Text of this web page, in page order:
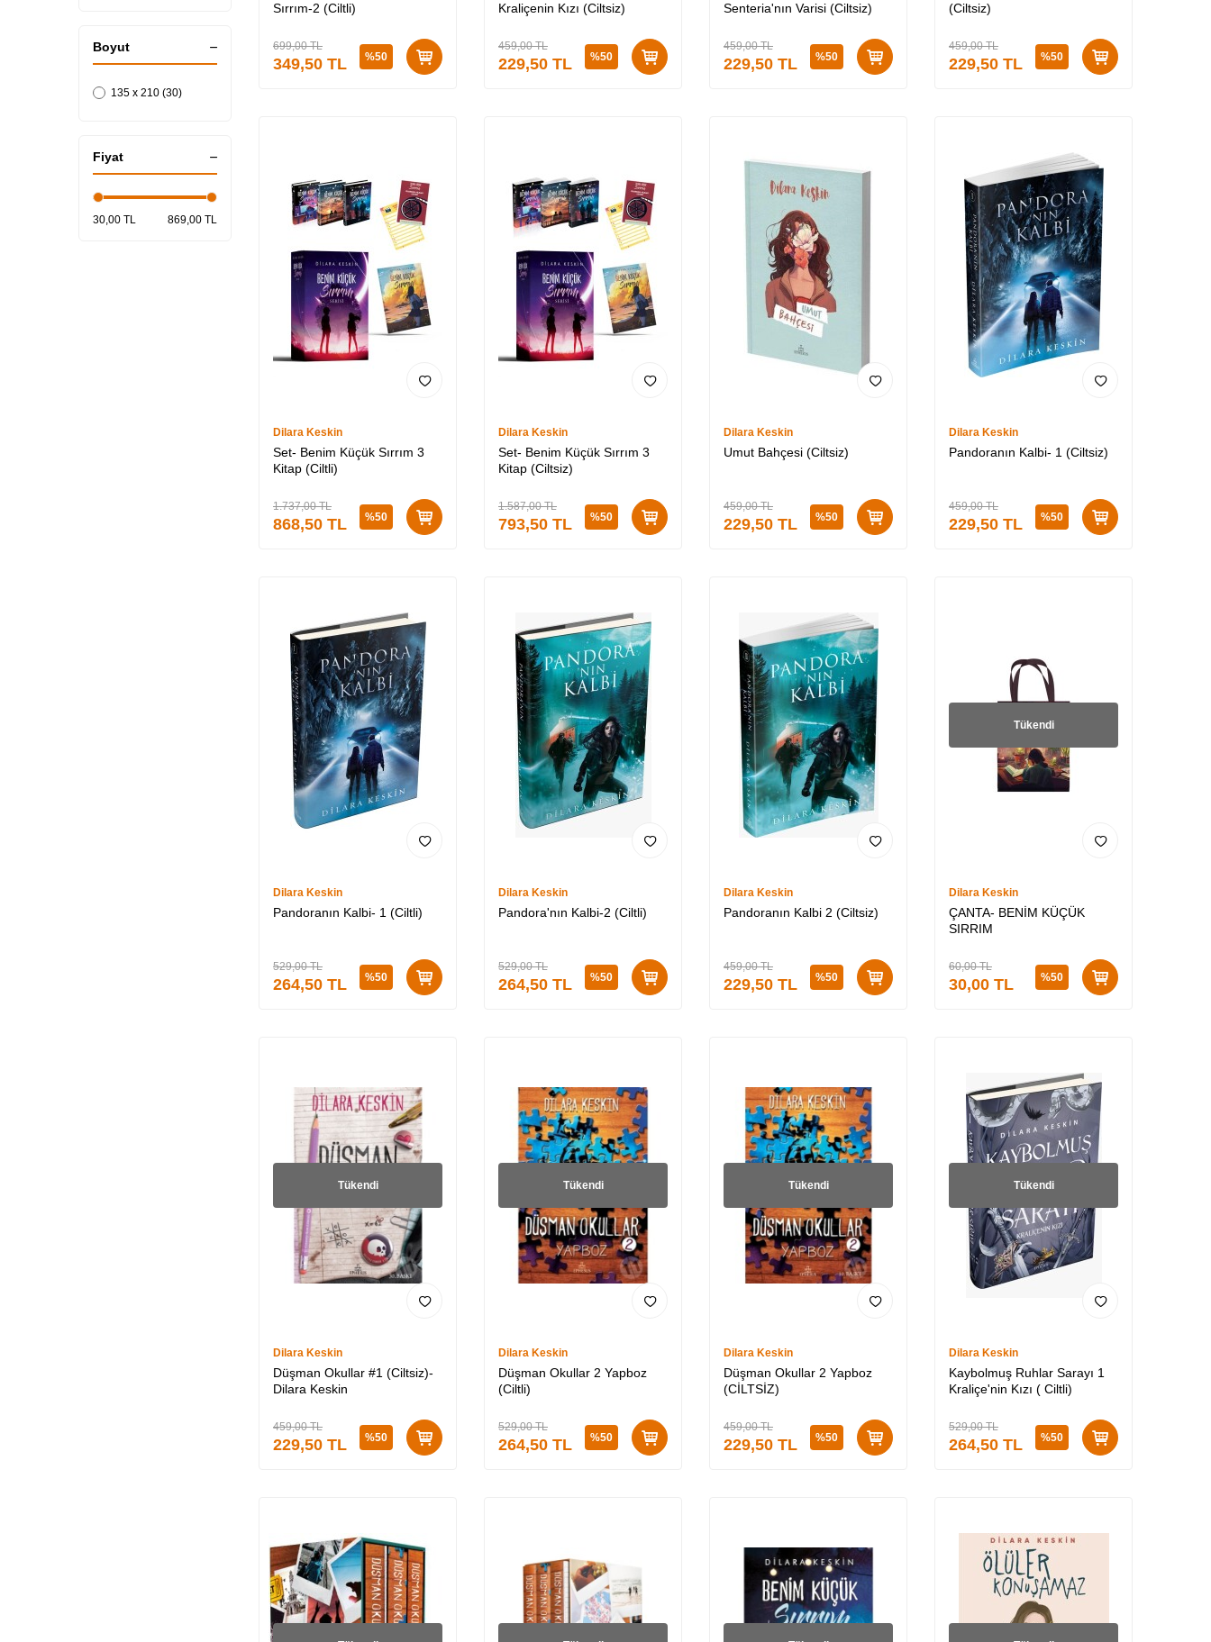
Boyut
135 x 210 (30)
Fiyat
30,00 TL 869,00 TL
Sırrım-2 (Ciltli)
699,00TL
349,50 TL %50
Kraliçenin Kızı (Ciltsiz)
459,00TL
229,50 TL %50
Senteria'nın Varisi (Ciltsiz)
459,00TL
229,50 TL %50
(Ciltsiz)
459,00TL
229,50 TL %50
Dilara Keskin
Set- Benim Küçük Sırrım 3
Kitap (Ciltli)
1.737,00TL
868,50 TL %50
Dilara Keskin
Set- Benim Küçük Sırrım 3
Kitap (Ciltsiz)
1.587,00TL
793,50 TL %50
Dilara Keskin
Umut Bahçesi (Ciltsiz)
459,00TL
229,50 TL %50
Dilara Keskin
Pandoranın Kalbi- 1 (Ciltsiz)
459,00TL
229,50 TL %50
Dilara Keskin
Pandoranın Kalbi- 1 (Ciltli)
529,00TL
264,50 TL %50
Dilara Keskin
Pandora'nın Kalbi-2 (Ciltli)
529,00TL
264,50 TL %50
Dilara Keskin
Pandoranın Kalbi 2 (Ciltsiz)
459,00TL
229,50 TL %50
Tükendi
Dilara Keskin
ÇANTA- BENİM KÜÇÜK
SIRRIM
60,00TL
30,00 TL %50
Tükendi
Dilara Keskin
Düşman Okullar #1 (Ciltsiz)-
Dilara Keskin
459,00TL
229,50 TL %50
Tükendi
Dilara Keskin
Düşman Okullar 2 Yapboz
(Ciltli)
529,00TL
264,50 TL %50
Tükendi
Dilara Keskin
Düşman Okullar 2 Yapboz
(CİLTSİZ)
459,00TL
229,50 TL %50
Tükendi
Dilara Keskin
Kaybolmuş Ruhlar Sarayı 1
Kraliçe'nin Kızı ( Ciltli)
529,00TL
264,50 TL %50